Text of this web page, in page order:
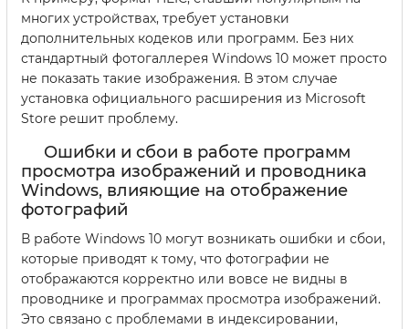
многих устройствах, требует установки
дополнительных кодеков или программ. Без них
стандартный фотогаллерея Windows 10 может просто
не показать такие изображения. В этом случае
установка официального расширения из Microsoft
Store решит проблему.
Ошибки и сбои в работе программ
просмотра изображений и проводника
Windows, влияющие на отображение
фотографий
В работе Windows 10 могут возникать ошибки и сбои,
которые приводят к тому, что фотографии не
отображаются корректно или вовсе не видны в
проводнике и программах просмотра изображений.
Это связано с проблемами в индексировании,